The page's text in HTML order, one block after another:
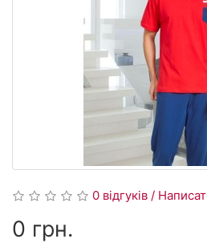
0 відгуків /
0 грн.